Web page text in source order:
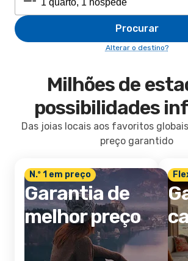
Procurar
Alterar o destino?
Milhões de
possibilidades
Das joias locais aos favoritos
preço garantido
N.º 1 em preço
Garantia de
melhor preço